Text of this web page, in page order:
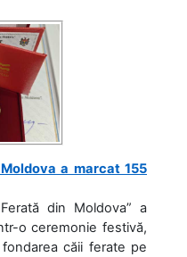
a marcat 155
din Moldova” a
o ceremonie festivă,
căii ferate pe